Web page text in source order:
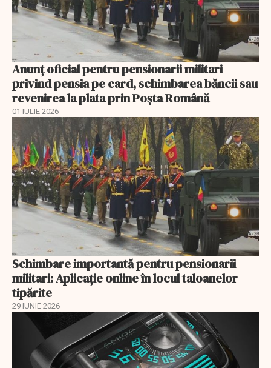
Anunţ oficial pentru pensionarii militari
privind pensia pe card, schimbarea băncii sau
revenirea la plata prin Poşta Română
01 IULIE 2026
Schimbare importantă pentru pensionarii
militari: Aplicaţie online în locul taloanelor
tipărite
29 IUNIE 2026